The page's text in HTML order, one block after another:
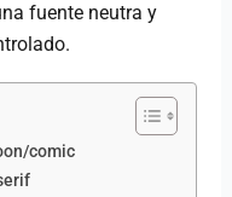
fuente neutra y
comic